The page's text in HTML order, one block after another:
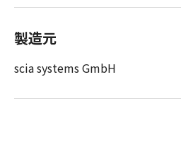
製造元
scia systems GmbH